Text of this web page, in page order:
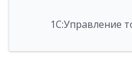
1С:Управление